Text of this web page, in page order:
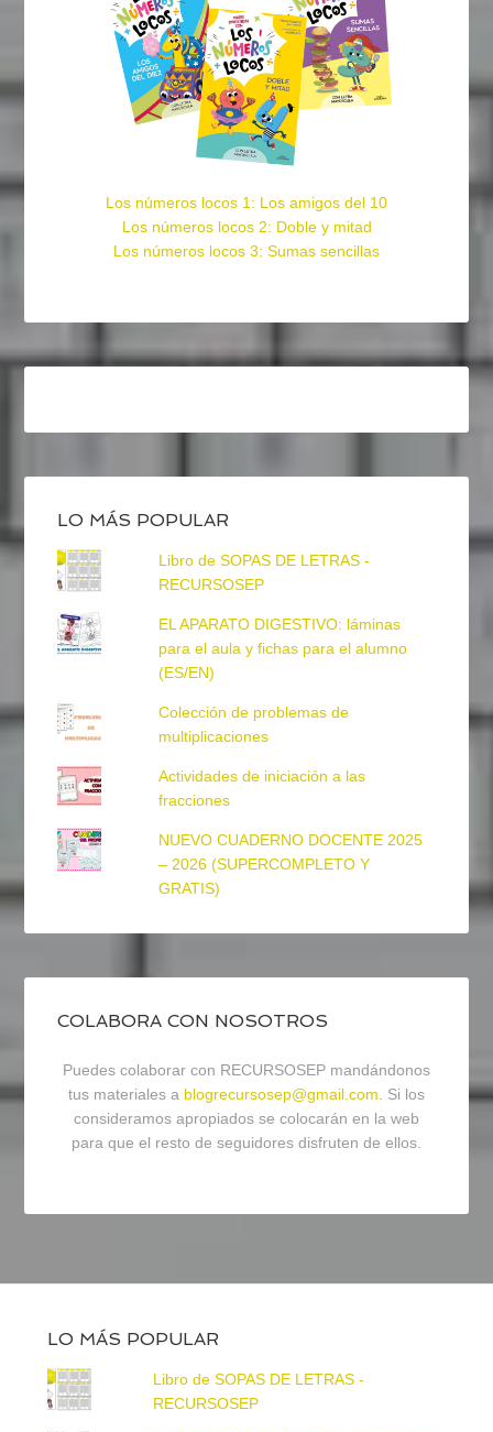
Los números locos 1: Los amigos del 10
Los números locos 2: Doble y mitad
Los números locos 3: Sumas sencillas
LO MÁS POPULAR
Libro de SOPAS DE LETRAS -
RECURSOSEP
EL APARATO DIGESTIVO: láminas
para el aula y fichas para el alumno
(ES/EN)
Colección de problemas de
multiplicaciones
Actividades de iniciación a las
fracciones
NUEVO CUADERNO DOCENTE 2025
– 2026 (SUPERCOMPLETO Y
GRATIS)
COLABORA CON NOSOTROS
Puedes colaborar con RECURSOSEP mandándonos
tus materiales a blogrecursosep@gmail.com. Si los
consideramos apropiados se colocarán en la web
para que el resto de seguidores disfruten de ellos.
LO MÁS POPULAR
Libro de SOPAS DE LETRAS -
RECURSOSEP